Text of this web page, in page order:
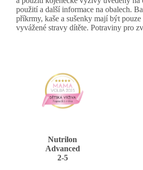
použití a další informace na obalech.
příkrmy, kaše a sušenky mají být pouze
vyvážené stravy dítěte. Potraviny pro
Nutrilon
Advanced
2-5